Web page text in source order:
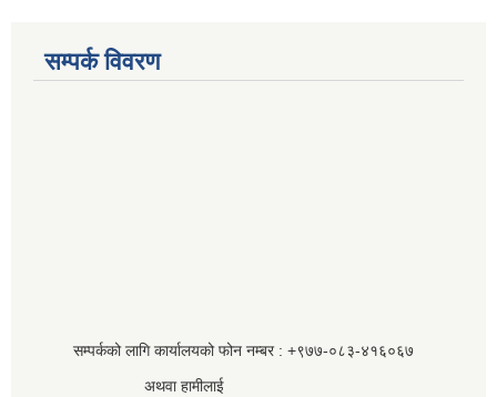
सम्पर्क विवरण
सम्पर्कको लागि कार्यालयको फोन नम्बर : +९७७-०८३‍-४१६०६७
अथवा हामीलाई